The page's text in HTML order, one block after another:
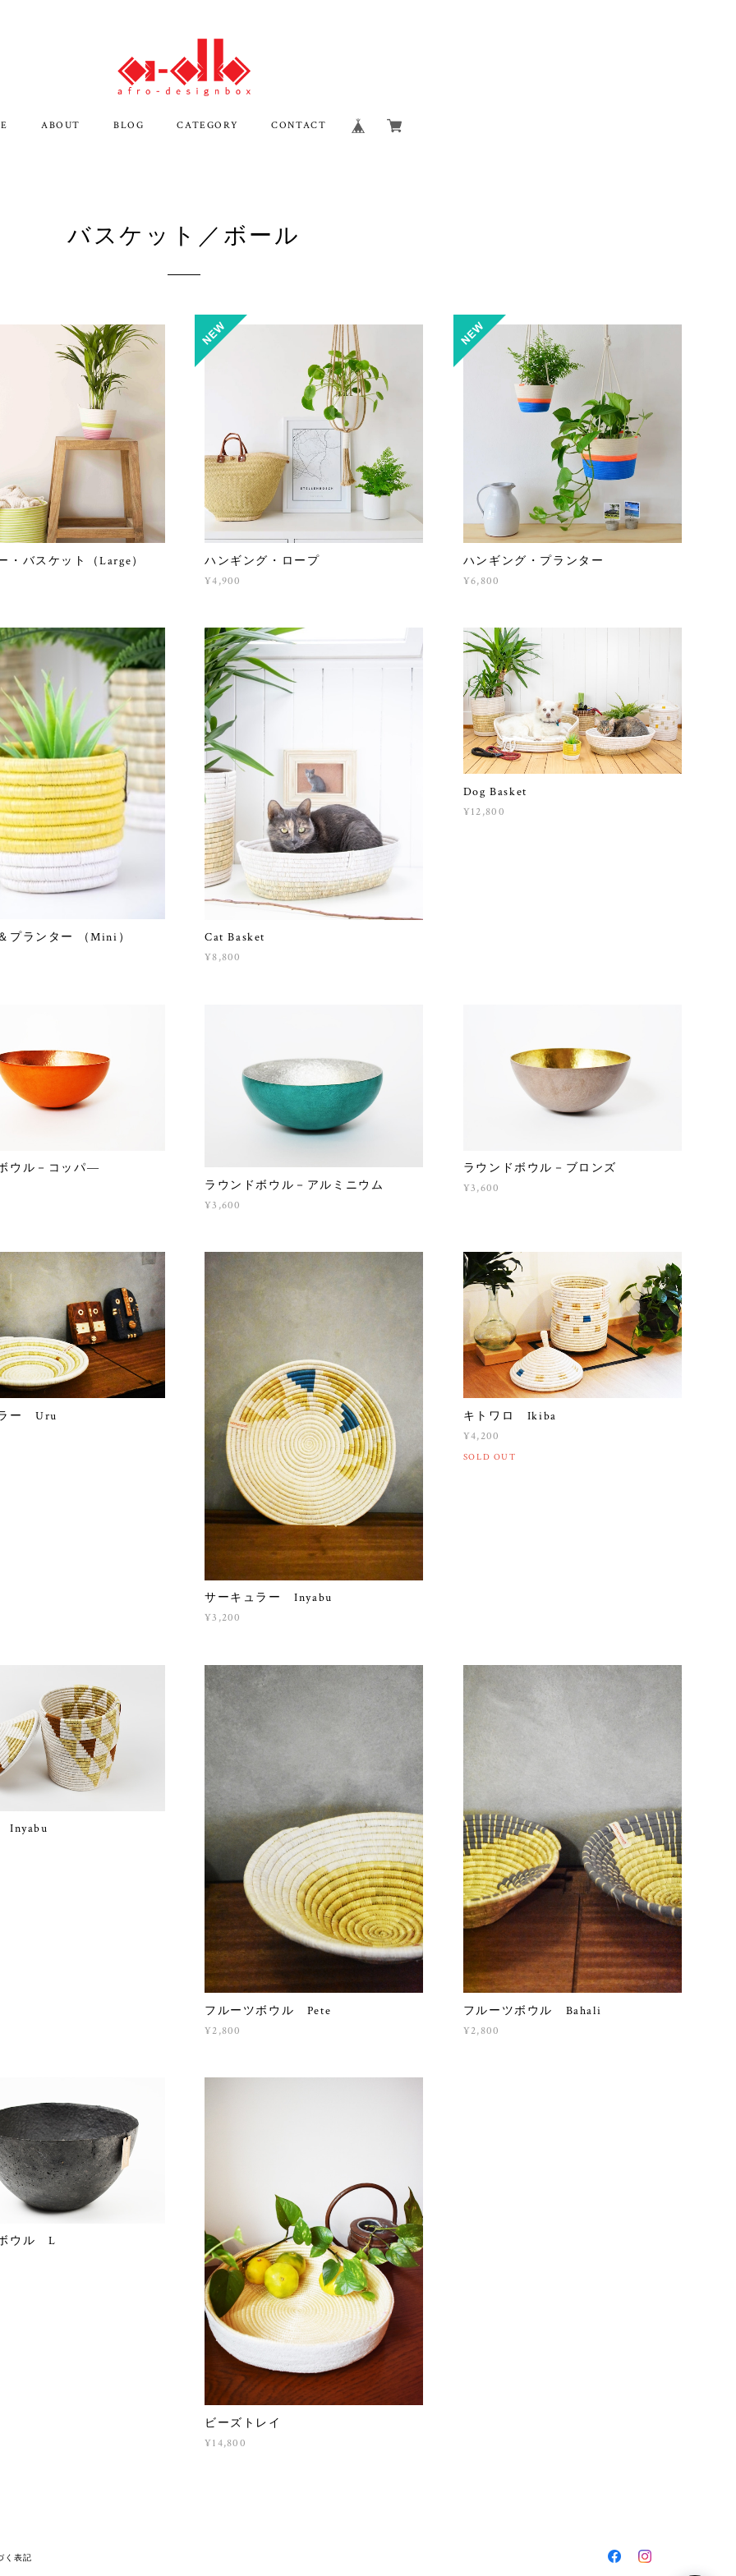
ABOUT BLOG CATEGORY CONTACT
バスケット／ボール
・バスケット（Large） ハンギング・ロープ
¥4,900
ハンギング・プランター
¥6,800
プランター （Mini） Cat Basket
¥8,800
Dog Basket
¥12,800
ウル－コッパ―
ラウンドボウル－アルミニウム
¥3,600
ラウンドボウル－ブロンズ
¥3,600
ー Uru
サーキュラー Inyabu
¥3,200
キトワロ Ikiba
¥4,200
SOLD OUT
Inyabu
フルーツボウル Pete
¥2,800
フルーツボウル Bahali
¥2,800
ウル L
ビーズトレイ
¥14,800
く表記